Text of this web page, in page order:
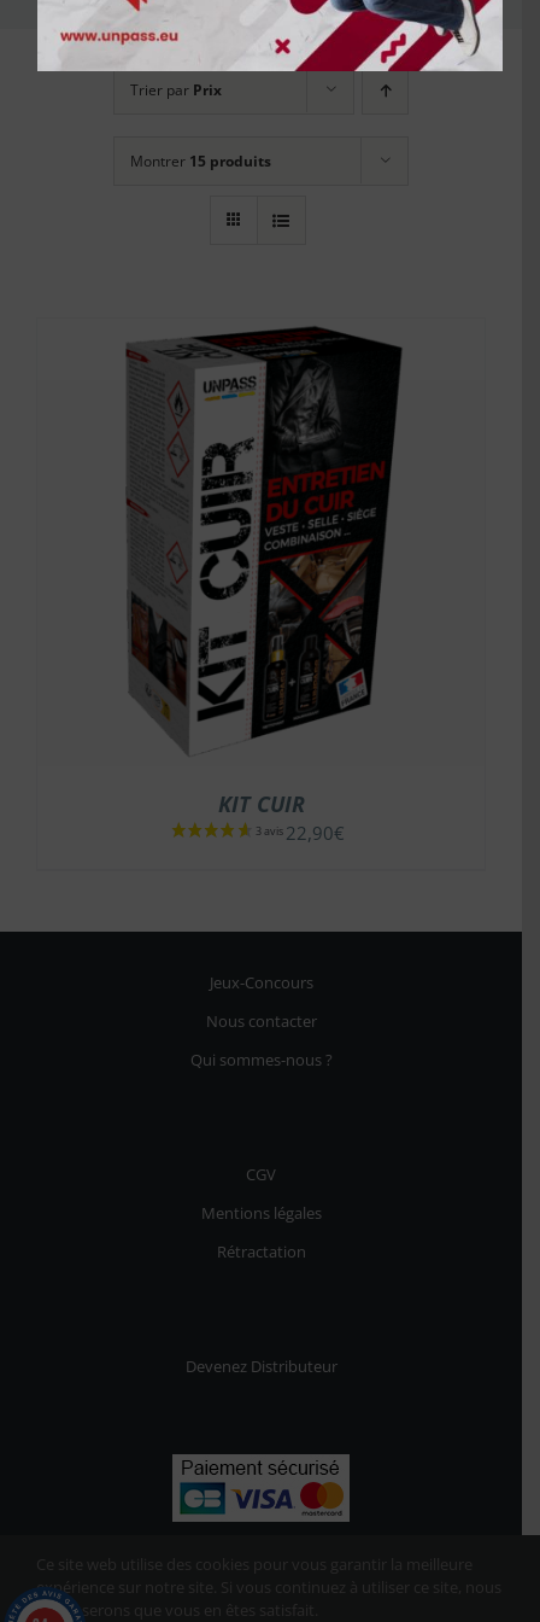
Trier par Prix
Montrer 15 produits
KIT CUIR
22,90€
Jeux-Concours
Nous contacter
Qui sommes-nous ?
CGV
Mentions légales
Rétractation
Devenez Distributeur
Ce site web utilise des cookies pour vous garantir la meilleure
expérience sur notre site. Si vous continuez à utiliser ce site, nous
supposerons que vous en êtes satisfait.